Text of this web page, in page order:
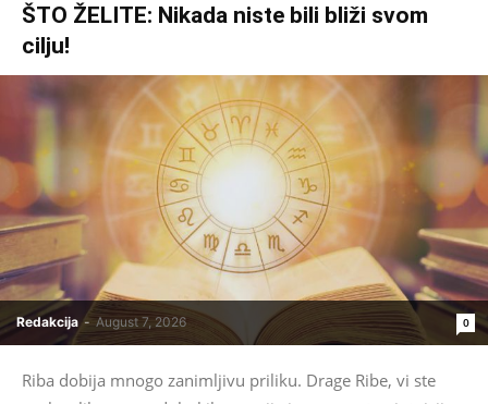
ŠTO ŽELITE: Nikada niste bili bliži svom
cilju!
Redakcija - August 7, 2026 0
Riba dobija mnogo zanimljivu priliku. Drage Ribe, vi ste